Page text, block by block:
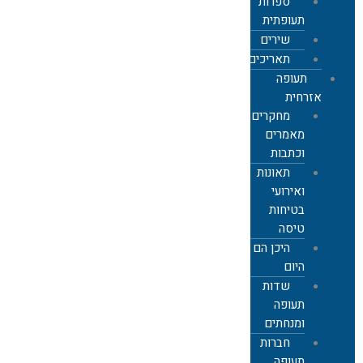
תעופתית
שירים
תאריכים
תעופה
אזרחית
מחקרים,
מאמרים
וכתבות
תאונות
ואירועי
בטיחות
טיסה
היכן הם
היום
שדות
תעופה
ומנחתים
חברות